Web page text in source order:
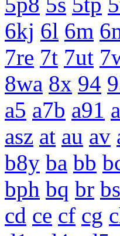
6kj 6l 6m
7re 7t 7ut
8wa 8x 94
a5 a7b a91
asz at au av
b8y ba bb
bph bq br bs
cd ce cf cg